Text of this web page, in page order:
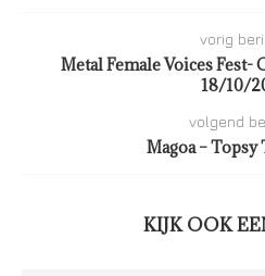
vorig
Metal Female Voices Fest-
18/10/
volgend
Magoa –
KIJK OOK